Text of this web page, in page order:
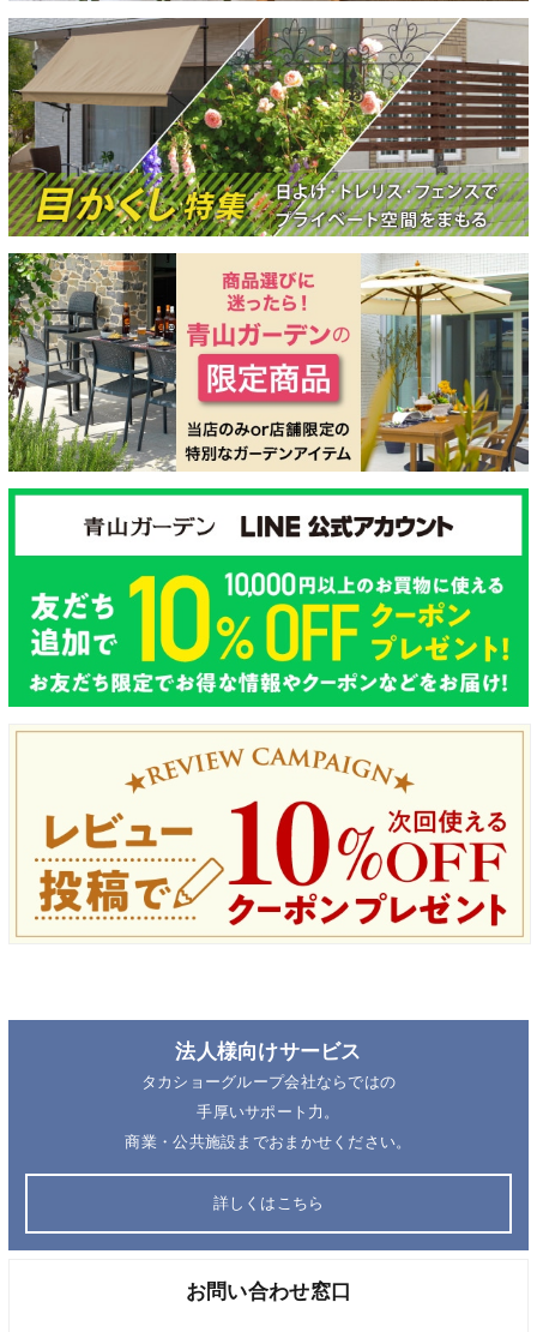
法人様向けサービス
タカショーグループ会社ならではの
手厚いサポート力。
商業・公共施設までおまかせください。
詳しくはこちら
お問い合わせ窓口